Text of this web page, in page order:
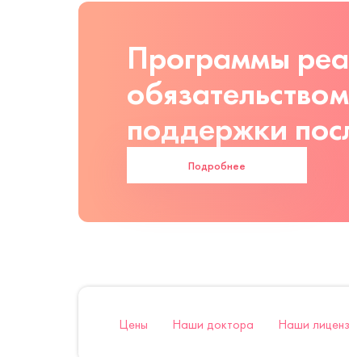
Программы
поддержки
Подробнее
Цены Наши доктора Наши